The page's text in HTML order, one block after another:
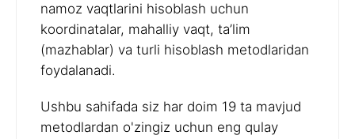
namoz vaqtlarini hisoblash uchun
koordinatalar, mahalliy vaqt, ta’lim
(mazhablar) va turli hisoblash metodlaridan
foydalanadi.
Ushbu sahifada siz har doim 19 ta mavjud
metodlardan o'zingiz uchun eng qulay